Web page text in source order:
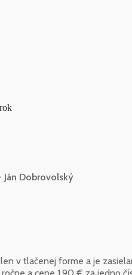
Dobrovolský
v tlačenej forme a je